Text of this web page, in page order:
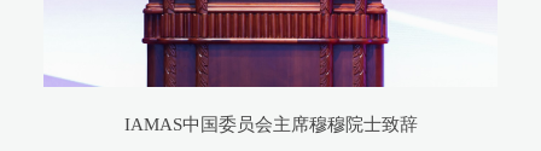
IAMAS中国委员会主席穆穆院士致辞